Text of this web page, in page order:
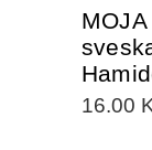
16.00